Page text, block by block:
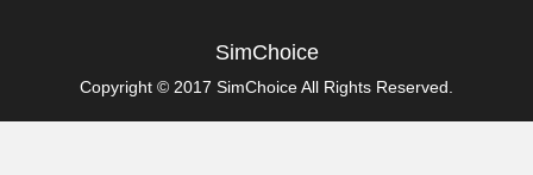
SimChoice
Copyright © 2017 SimChoice All Rights Reserved.